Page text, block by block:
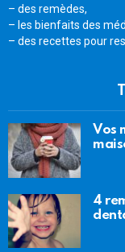
– des remèdes,
– les bienfaits des
– des recettes pour
Vos
4